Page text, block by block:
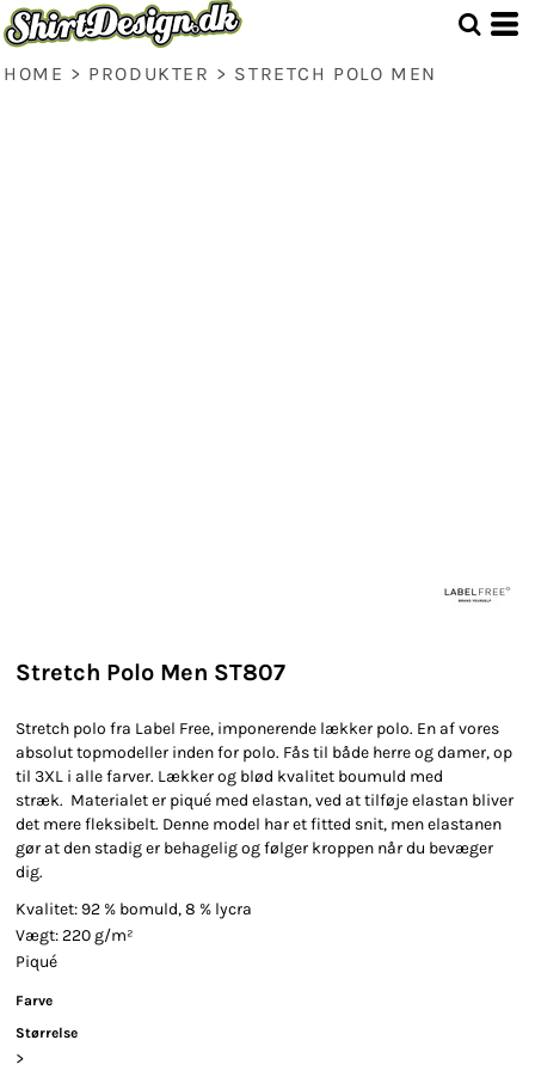
HOME > PRODUKTER > STRETCH POLO MEN
Stretch Polo Men ST807
Stretch polo fra Label Free, imponerende lækker polo. En af vores
absolut topmodeller inden for polo. Fås til både herre og damer, op
til 3XL i alle farver. Lækker og blød kvalitet boumuld med
stræk. Materialet er piqué med elastan, ved at tilføje elastan bliver
det mere fleksibelt. Denne model har et fitted snit, men elastanen
gør at den stadig er behagelig og følger kroppen når du bevæger
dig.
Kvalitet: 92 % bomuld, 8 % lycra
Vægt: 220 g/m²
Piqué
Farve
Størrelse
>